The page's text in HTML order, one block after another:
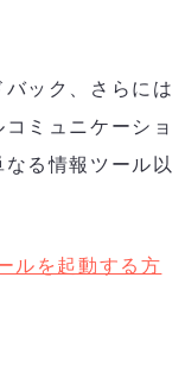
ック、さらには
ミュニケーショ
る情報ツール以
ルを起動する方